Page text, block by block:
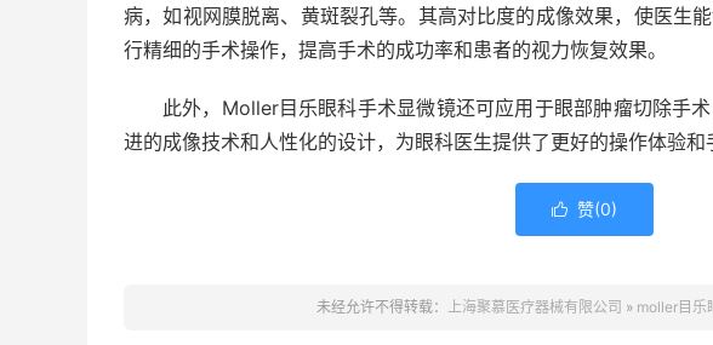
病，如视网膜脱离、黄斑裂孔等。其高对比度的成像效果，使医生
行精细的手术操作，提高手术的成功率和患者的视力恢复效果。
此外，Moller目乐眼科手术显微镜还可应用于眼部肿瘤切除手
进的成像技术和人性化的设计，为眼科医生提供了更好的操作体验和
 赞(0)
未经允许不得转载： 上海聚慕医疗器械有限公司 » moller目乐